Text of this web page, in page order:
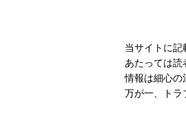
当サイトに記
あたっては
情報は細心の
万が一、トラ